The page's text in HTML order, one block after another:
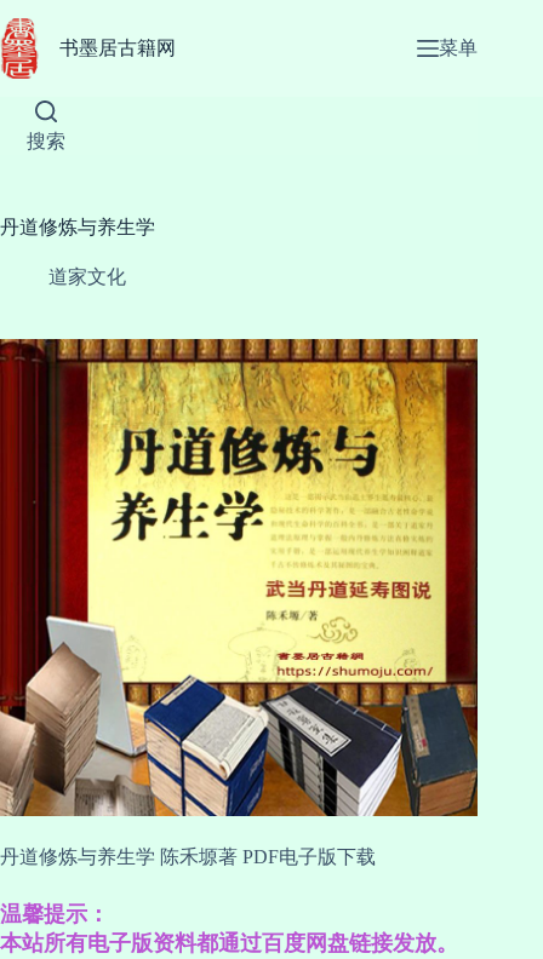
至
内
书墨居古籍网 菜单
搜索
丹道修炼与养生学
道家文化
丹道修炼与养生学 陈禾塬著 PDF电子版下载
温馨提示：
本站所有电子版资料都通过百度网盘链接发放。